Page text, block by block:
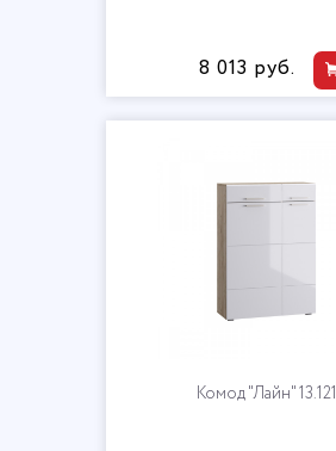
8 013 руб.
Комод "Лайн" 13.121